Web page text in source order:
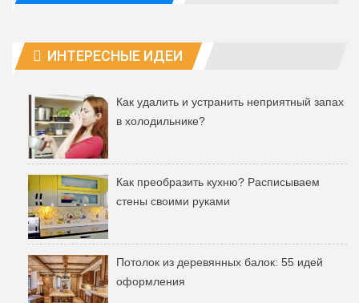
ИНТЕРЕСНЫЕ ИДЕИ
Как удалить и устранить неприятный запах
в холодильнике?
Как преобразить кухню? Расписываем
стены своими руками
Потолок из деревянных балок: 55 идей
оформления